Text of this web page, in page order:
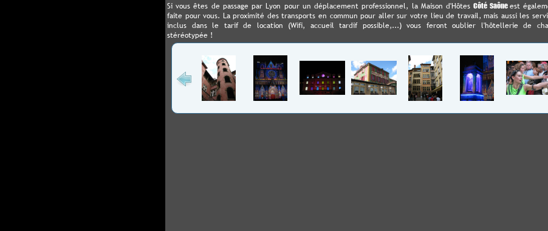
Si vous êtes de passage par Lyon pour un déplacement professionnel, la Maison d'HôtesCôté Saôneest
faite pour vous. La proximité des transports en commun pour aller sur votre lieu de travail, mais aussi les
inclus dans le tarif de location (Wifi, accueil tardif possible,...) vous feront oublier l'hôtellerie de
stéréotypée !